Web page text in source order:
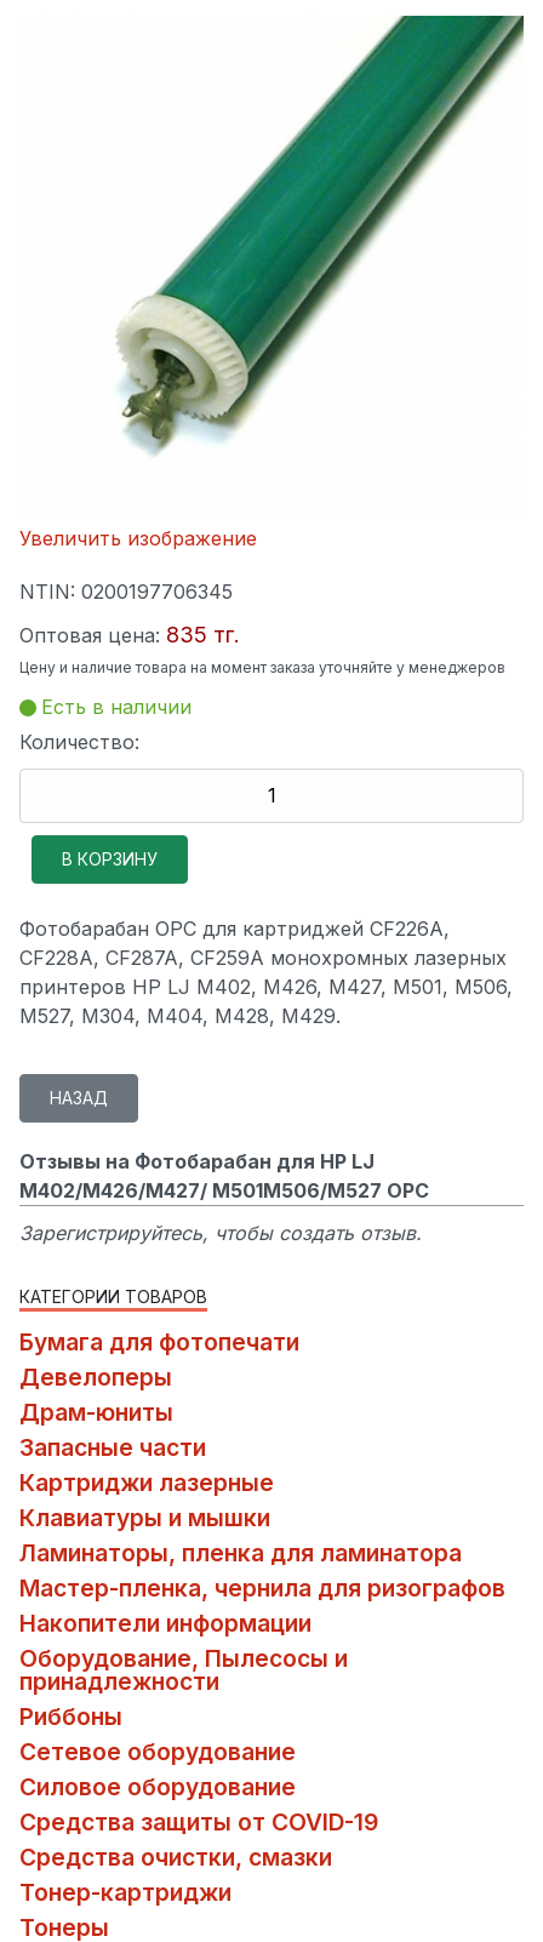
Увеличить изображение
NTIN: 0200197706345
Оптовая цена: 835 тг.
Цену и наличие товара на момент заказа уточняйте у менеджеров
Есть в наличии
Количество:
Фотобарабан OPC для картриджей CF226A,
CF228A, CF287A, CF259A монохромных лазерных
принтеров HP LJ M402, M426, M427, M501, M506,
M527, M304, M404, M428, M429.
Отзывы на Фотобарабан для HP LJ
M402/M426/M427/ M501M506/M527 OPC
Зарегистрируйтесь, чтобы создать отзыв.
КАТЕГОРИИ ТОВАРОВ
Бумага для фотопечати
Девелоперы
Драм-юниты
Запасные части
Картриджи лазерные
Клавиатуры и мышки
Ламинаторы, пленка для ламинатора
Мастер-пленка, чернила для ризографов
Накопители информации
Оборудование, Пылесосы и
принадлежности
Риббоны
Сетевое оборудование
Силовое оборудование
Средства защиты от COVID-19
Средства очистки, смазки
Тонер-картриджи
Тонеры